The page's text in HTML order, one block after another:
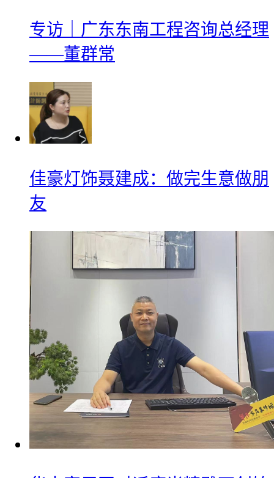
专访｜广东东南工程咨询总经理
——董群常
佳豪灯饰聂建成：做完生意做朋
友